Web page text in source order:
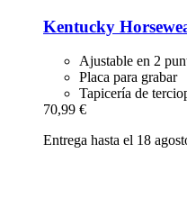
Kentucky
Ajustable en 2
Placa para grabar
Tapicería de
70,99 €
Entrega hasta el 18